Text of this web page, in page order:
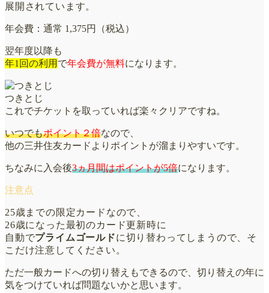
展開されています。
年会費：通常 1,375円（税込）
翌年度以降も
年1回の利用 で年会費が無料になります。
つきとじ
これでチケットを取っていれば楽々クリアですね。
いつでもポイント２倍なので、
他の三井住友カードよりポイントが溜まりやすいです。
ちなみに入会後3ヵ月間はポイントが5倍になります。
25歳までの限定カードなので、
26歳になった最初のカード更新時に
自動でプライムゴールドに切り替わってしまうので、そ
こだけ注意してください。
ただ一般カードへの切り替えもできるので、切り替えの年に
気をつけていれば問題ないかと思います。